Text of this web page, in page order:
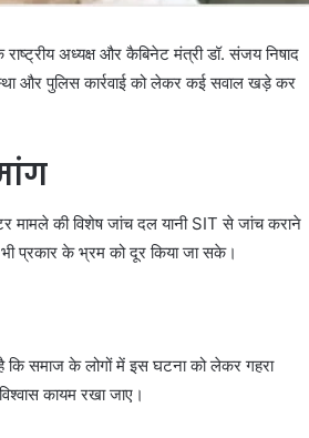
अध्यक्ष और कैबिनेट मंत्री डॉ. संजय निषाद
और पुलिस कार्रवाई को लेकर कई सवाल खड़े कर
मामले की विशेष जांच दल यानी SIT से जांच कराने
प्रकार के भ्रम को दूर किया जा सके।
कि समाज के लोगों में इस घटना को लेकर गहरा
कायम रखा जाए।